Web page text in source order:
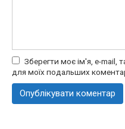
Зберегти моє ім'я, e-mail,
для моїх подальших